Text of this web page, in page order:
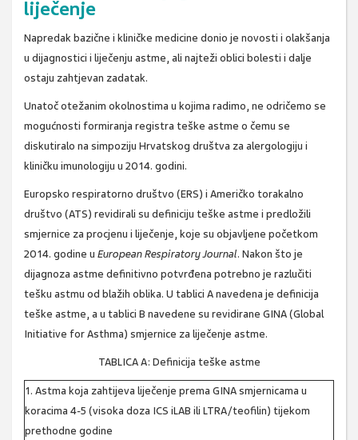
liječenje
Napredak bazične i kliničke medicine donio je novosti i olakšanja
u dijagnostici i liječenju astme, ali najteži oblici bolesti i dalje
ostaju zahtjevan zadatak.
Unatoč otežanim okolnostima u kojima radimo, ne odričemo se
mogućnosti formiranja registra teške astme o čemu se
diskutiralo na simpoziju Hrvatskog društva za alergologiju i
kliničku imunologiju u 2014. godini.
Europsko respiratorno društvo (ERS) i Američko torakalno
društvo (ATS) revidirali su defin­iciju teške astme i predložili
smjernice za procjenu i liječenje, koje su objavljene početkom
2014. godine u European Respiratory Journal. Nakon što je
dijagnoza astme definitivno potvrđena potrebno je razlučiti
tešku astmu od blažih oblika. U tablici A navedena je definicija
teške astme, a u tablici B navedene su revidirane GINA (Global
Initiative for Asthma) smjernice za liječenje astme.
TABLICA A: Definicija teške astme
1. Astma koja zahtijeva liječenje prema GINA smjernicama u
koracima 4-5 (visoka doza ICS iLAB ili LTRA/teofilin) tijekom
prethodne godine